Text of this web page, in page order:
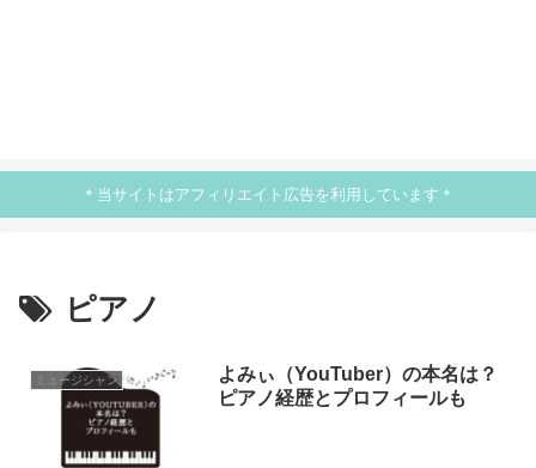
＊当サイトはアフィリエイト広告を利用しています＊
ピアノ
ミュージシャン
よみぃ（YouTuber）の本名は？
ピアノ経歴とプロフィールも